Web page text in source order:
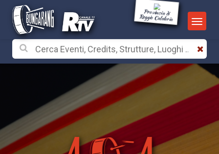
Provincia di
Reggio Calabria